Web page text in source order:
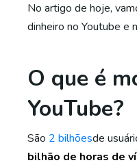
No artigo de hoje,
dinheiro no Youtube e
O que é
YouTube?
São 2 bilhõesde
bilhão de horas de